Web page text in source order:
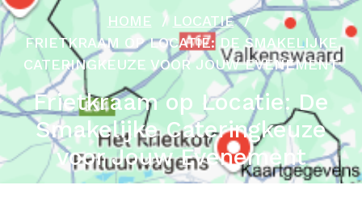
HOME / LOCATIE/
FRIETKRAAM OP LOCATIE: DE SMAKELIJKE
CATERINGKEUZE VOOR JOUW EVENEMENT
Frietkraam op Locatie: De
Smakelijke Cateringkeuze
voor Jouw Evenement